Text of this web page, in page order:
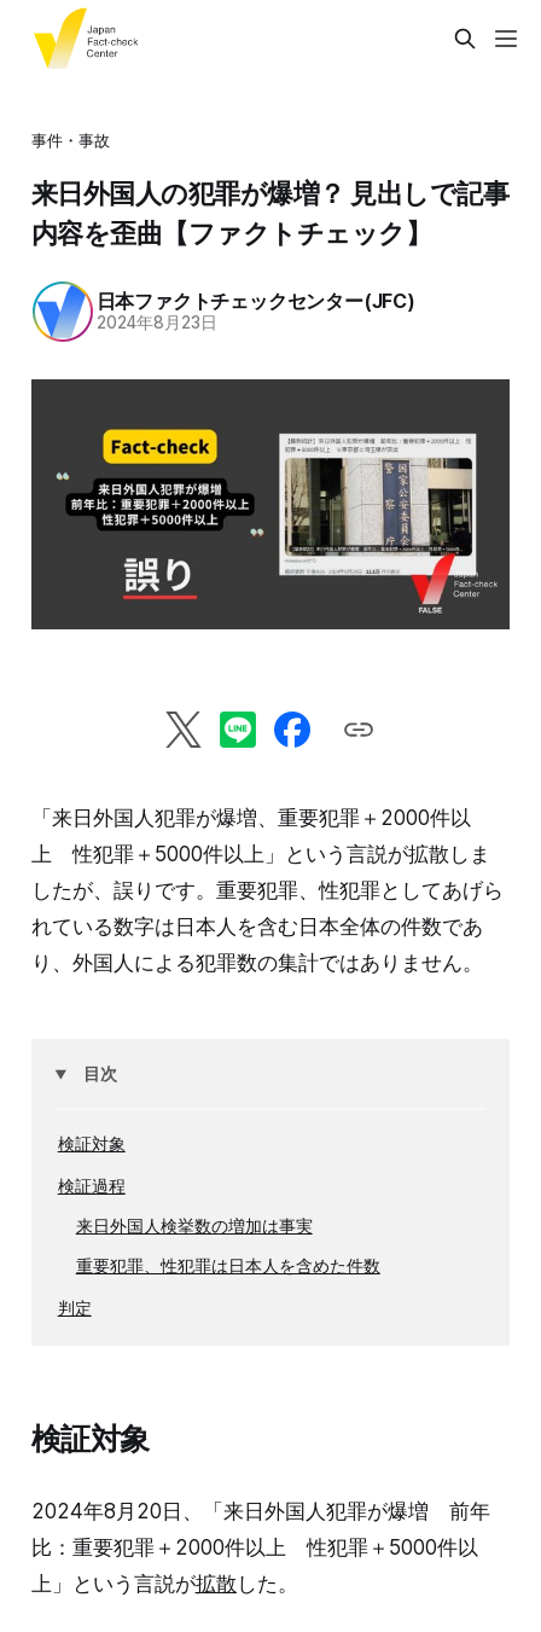
事件・事故
来日外国人の犯罪が爆増？ 見出しで記事
内容を歪曲【ファクトチェック】
日本ファクトチェックセンター(JFC)
2024年8月23日
「来日外国人犯罪が爆増、重要犯罪＋2000件以
上 性犯罪＋5000件以上」という言説が拡散しま
したが、誤りです。重要犯罪、性犯罪としてあげら
れている数字は日本人を含む日本全体の件数であ
り、外国人による犯罪数の集計ではありません。
目次
検証対象
検証過程
来日外国人検挙数の増加は事実
重要犯罪、性犯罪は日本人を含めた件数
判定
検証対象
2024年8月20日、「来日外国人犯罪が爆増 前年
比：重要犯罪＋2000件以上 性犯罪＋5000件以
上」という言説が拡散 した。